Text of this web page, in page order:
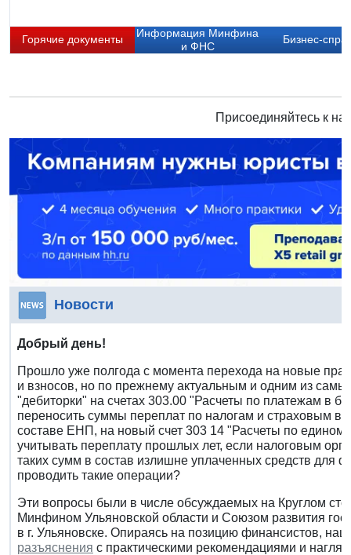
Горячие документы
Информация Минфина
и ФНС
Бизнес-
Присоединяйтесь к
Новости
Добрый день!
Прошло уже полгода с момента перехода на новые
и взносов, но по прежнему актуальным и одним из
"дебиторки" на счетах 303.00 "Расчеты по платежам в
переносить суммы переплат по налогам и страховым
составе ЕНП, на новый счет 303 14 "Расчеты по
учитывать переплату прошлых лет, если налоговым
таких сумм в состав излишне уплаченных средств
проводить такие операции?
Эти вопросы были в числе обсуждаемых на Круглом
Минфином Ульяновской области и Союзом развития
в г. Ульяновске. Опираясь на позицию финансистов,
разъяснения с практическими рекомендациями и